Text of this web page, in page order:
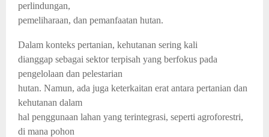
perlindungan,
pemeliharaan, dan pemanfaatan hutan.
Dalam konteks pertanian, kehutanan sering kali
dianggap sebagai sektor terpisah yang berfokus pada
pengelolaan dan pelestarian
hutan. Namun, ada juga keterkaitan erat antara pertanian dan
kehutanan dalam
hal penggunaan lahan yang terintegrasi, seperti agroforestri,
di mana pohon